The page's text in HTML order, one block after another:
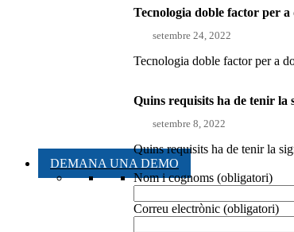
Tecnologia doble factor per a
setembre 24, 2022
Tecnologia doble factor per a
Quins requisits ha de tenir la
setembre 8, 2022
Quins requisits ha de tenir la
DEMANA UNA DEMO
Nom i cognoms (obligatori)
Correu electrònic (obligatori)